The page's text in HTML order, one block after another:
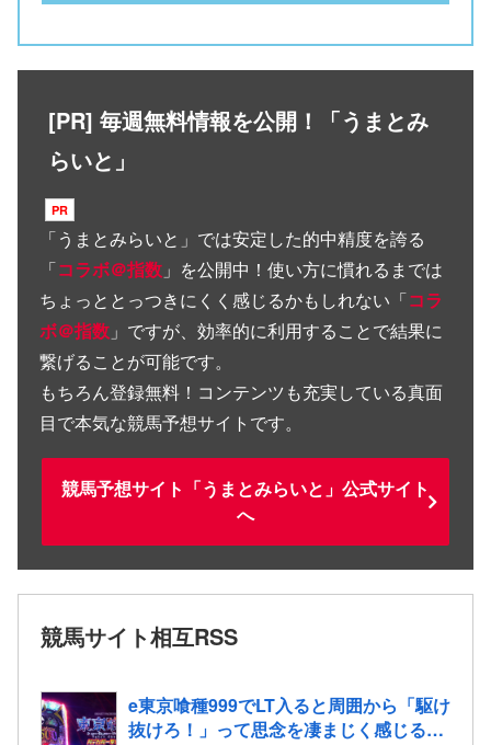
[PR] 毎週無料情報を公開！「うまとみ
らいと」
「うまとみらいと 」では安定した的中精度を誇る
「コラボ＠指数 」を公開中！使い方に慣れるまでは
ちょっととっつきにくく感じるかもしれない「コラ
ボ＠指数 」ですが、効率的に利用することで結果に
繋げることが可能です。
もちろん登録無料！コンテンツも充実している真面
目で本気な競馬予想サイトです。
競馬予想サイト「うまとみらいと」公式サイト
へ
競馬サイト相互RSS
e東京喰種999でLT入ると周囲から「駆け
抜けろ！」って思念を凄まじく感じる…